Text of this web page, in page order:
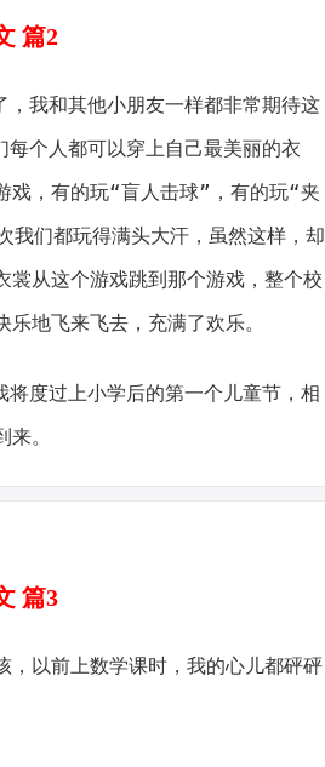
篇2
我和其他小朋友一样都非常期待这
个人都可以穿上自己最美丽的衣
戏，有的玩“盲人击球”，有的玩“夹
们都玩得满头大汗，虽然这样，却
裳从这个游戏跳到那个游戏，整个校
地飞来飞去，充满了欢乐。
度过上小学后的第一个儿童节，相
。
篇3
，以前上数学课时，我的心儿都砰砰